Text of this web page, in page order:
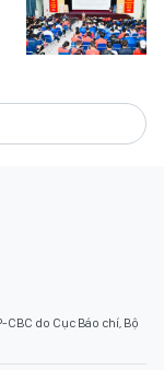
do Cục Báo chí, Bộ